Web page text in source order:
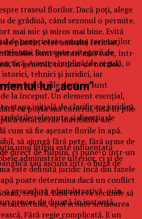
traseul florilor. Dacă poți, alege
de grădină, când sezonul o permite.
mai mic și miros mai bine. Evită
de plastic, cere ambalaj reciclat,
Sunt gesturi mici care, într-
în general, nu doar de noi doi.
lui „acum”
cu poșta sau curierul, lasă în plic
întârzierile inevitabile ale
cum să fie așezate florile în apă.
să ajungă fără pete, fără urme de
direct de tulpini, ci pune-o într-un
sau ascuns într-o buză de
respiră. Lasă câteva secunde să
buchetului, apoi scoate scrisoarea
Fără regie complicată. E un
de proprietate asupra terenurilor
mai frecvente categorii de
Acestea implică, de regulă, o
tehnici și juridici, iar
dura ani de zile dacă nu sunt
la început. Un element esențial,
etapa inițială de clarificare juridică,
relevante și direcția de
unui litigiu este influențată
administrate ulterior, ci și de
este definită juridic încă din fazele
poate determina dacă un conflict
procedură administrativă, prin
proces de durată în instanță.